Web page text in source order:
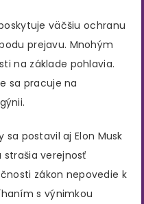
väčšiu ochranu
prejavu. Mnohým
na základe pohlavia.
sa pracuje na
postavil aj Elon Musk
strašia verejnosť
zákon nepovedie k
s výnimkou